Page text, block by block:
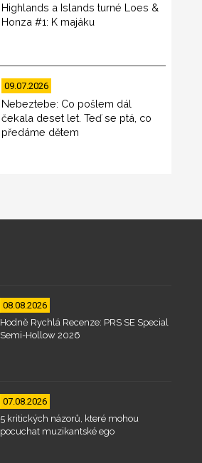
Highlands a Islands turné Loes &
Honza #1: K majáku
09.07.2026
Nebeztebe: Co pošlem dál
čekala deset let. Teď se ptá, co
předáme dětem
08.08.2026
Hodně Rychlá Recenze: PRS SE Special
Semi-Hollow 2026
07.08.2026
5 kritických názorů, které mohou
pocuchat muzikantské ego